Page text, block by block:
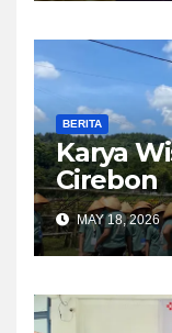
BERITA
Karya
Cirebon
MAY 18, 2026